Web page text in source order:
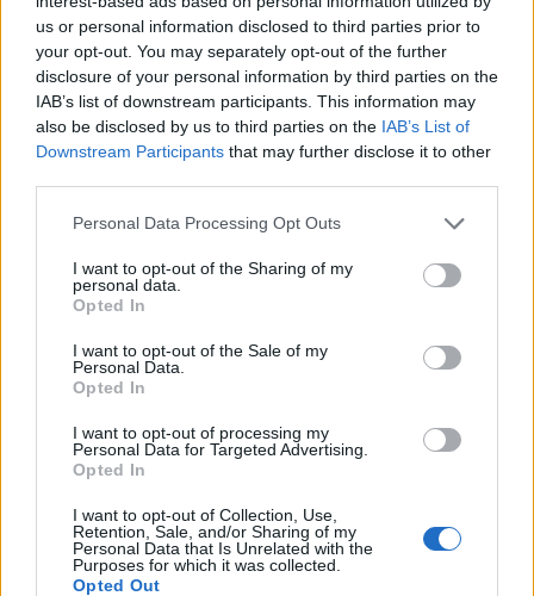
us or personal information disclosed to third parties prior to
your opt-out. You may separately opt-out of the further
disclosure of your personal information by third parties on the
IAB’s list of downstream participants. This information may
also be disclosed by us to third parties on the IAB’s List of
Downstream Participants that may further disclose it to other
Personal Data Processing Opt Outs
I want to opt-out of the Sharing of my
personal data.
Opted In
I want to opt-out of the Sale of my
Personal Data.
Opted In
I want to opt-out of processing my
Personal Data for Targeted Advertising.
Opted In
I want to opt-out of Collection, Use,
Retention, Sale, and/or Sharing of my
Personal Data that Is Unrelated with the
Purposes for which it was collected.
Opted Out
ÚLTIMES NOTÍCIES
Blaumut lidera el cartell musical de les
Festes
31 de juliol de 2026
30 de juliol de 2026
31 de juliol de 2026
Només 3 de cada 10 turistes visiten la
regió de l’Ebre durant juliol i agost
31 de juliol de 2026